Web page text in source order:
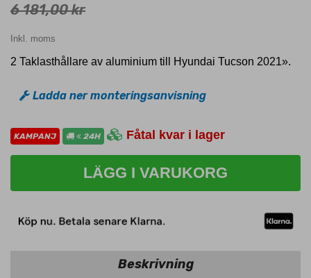
6 181,00 kr
Inkl. moms
2 Taklasthållare av aluminium till Hyundai Tucson 2021».
Ladda ner monteringsanvisning
KAMPANJ 24H Fåtal kvar i lager
LÄGG I VARUKORG
Beskrivning